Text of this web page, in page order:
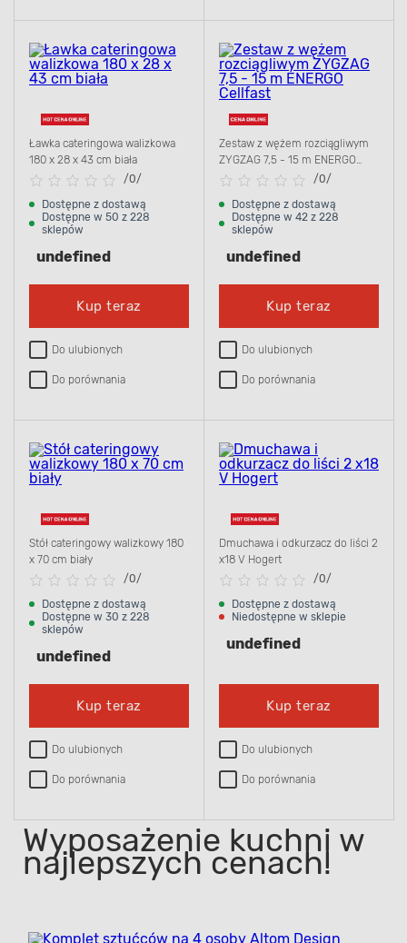
Ławka cateringowa walizkowa
180 x 28 x 43 cm biała
/0/
Dostępne z dostawą
Dostępne w 50 z 228
sklepów
undefined
Kup teraz
Do ulubionych
Do porównania
Zestaw z wężem rozciągliwym
ZYGZAG 7,5 - 15 m ENERGO
Cellfast
/0/
Dostępne z dostawą
Dostępne w 42 z 228
sklepów
undefined
Kup teraz
Do ulubionych
Do porównania
Stół cateringowy walizkowy 180
x 70 cm biały
/0/
Dostępne z dostawą
Dostępne w 30 z 228
sklepów
undefined
Kup teraz
Do ulubionych
Do porównania
Dmuchawa i odkurzacz do liści 2
x18 V Hogert
/0/
Dostępne z dostawą
Niedostępne w sklepie
undefined
Kup teraz
Do ulubionych
Do porównania
Wyposażenie kuchni w
najlepszych cenach!